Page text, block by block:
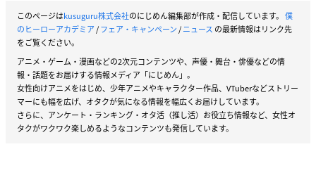
このページはkusuguru株式会社のにじめん編集部が作成・配信しています。 僕
のヒーローアカデミア/フェア・キャンペーン/ニュース の最新情報はリンク先
をご覧ください。
アニメ・ゲーム・漫画などの2次元コンテンツや、声優・舞台・俳優などの情
報・話題をお届けする情報メディア「にじめん」。
女性向けアニメをはじめ、少年アニメやキャラクター作品、VTuberなどストリー
マーにも幅を広げ、オタクが気になる情報を幅広くお届けしています。
さらに、アンケート・ランキング・オタ活（推し活）お役立ち情報など、女性オ
タクがワクワク楽しめるようなコンテンツも発信しています。